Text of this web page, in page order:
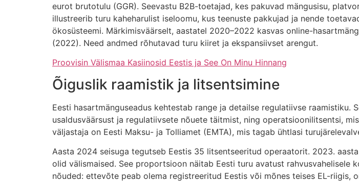
eurot brutotulu (GGR). Seevastu B2B-toetajad, kes pakuvad mängusisu,
illustreerib turu kaheharulist iseloomu, kus teenuste pakkujad ja nende
ökosüsteemi. Märkimisväärselt, aastatel 2020–2022 kasvas online-
(2022). Need andmed rõhutavad turu kiiret ja ekspansiivset arengut.
Proovisin Välismaa Kasiinosid Eestis ja See On Minu Hinnang
Õiguslik raamistik ja litsentsimine
Eesti hasartmänguseadus kehtestab range ja detailse regulatiivse
usaldusväärsust ja regulatiivsete nõuete täitmist, ning operatsioonilitsentsi,
väljastaja on Eesti Maksu- ja Tolliamet (EMTA), mis tagab ühtlasi
Aasta 2024 seisuga tegutseb Eestis 35 litsentseeritud operaatorit. 2023.
olid välismaised. See proportsioon näitab Eesti turu avatust
nõuded: ettevõte peab olema registreeritud Eestis või mõnes teises EL-riigis,